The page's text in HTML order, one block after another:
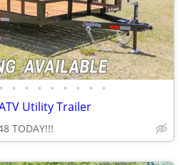
• • • • • • • • •
Utility Trailer
TODAY!!!